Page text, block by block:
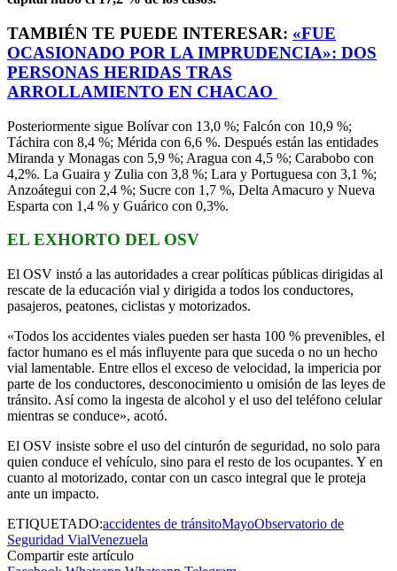
TAMBIÉN TE PUEDE INTERESAR: «FUE
OCASIONADO POR LA IMPRUDENCIA»: DOS
PERSONAS HERIDAS TRAS
ARROLLAMIENTO EN CHACAO
Posteriormente sigue Bolívar con 13,0 %; Falcón con 10,9 %;
Táchira con 8,4 %; Mérida con 6,6 %. Después están las entidades
Miranda y Monagas con 5,9 %; Aragua con 4,5 %; Carabobo con
4,2%. La Guaira y Zulia con 3,8 %; Lara y Portuguesa con 3,1 %;
Anzoátegui con 2,4 %; Sucre con 1,7 %, Delta Amacuro y Nueva
Esparta con 1,4 % y Guárico con 0,3%.
EL EXHORTO DEL OSV
El OSV instó a las autoridades a crear políticas públicas dirigidas al
rescate de la educación vial y dirigida a todos los conductores,
pasajeros, peatones, ciclistas y motorizados.
«Todos los accidentes viales pueden ser hasta 100 % prevenibles, el
factor humano es el más influyente para que suceda o no un hecho
vial lamentable. Entre ellos el exceso de velocidad, la impericia por
parte de los conductores, desconocimiento u omisión de las leyes de
tránsito. Así como la ingesta de alcohol y el uso del teléfono celular
mientras se conduce», acotó.
El OSV insiste sobre el uso del cinturón de seguridad, no solo para
quien conduce el vehículo, sino para el resto de los ocupantes. Y en
cuanto al motorizado, contar con un casco integral que le proteja
ante un impacto.
ETIQUETADO:accidentes de tránsitoMayoObservatorio de
Seguridad VialVenezuela
Compartir este artículo